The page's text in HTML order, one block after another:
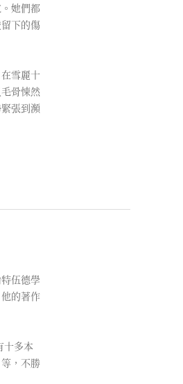
她們都
下的傷
雪麗十
骨悚然
張到瀕
伍德學
的著作
十多本
，不勝